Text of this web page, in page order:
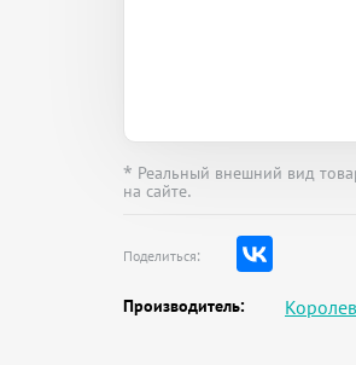
* Реальный внешний вид
на сайте.
Поделиться:
Производитель: